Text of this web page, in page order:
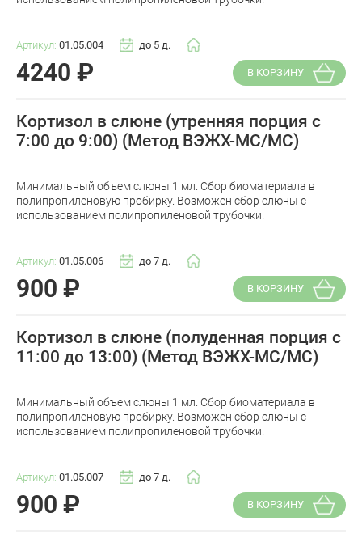
Артикул: 01.05.004 до 5 д.
4240 ₽ В КОРЗИНУ
Кортизол в слюне (утренняя порция с
7:00 до 9:00) (Метод ВЭЖХ-МС/МС)
Минимальный объем слюны 1 мл. Сбор биоматериала в
полипропиленовую пробирку. Возможен сбор слюны с
использованием полипропиленовой трубочки.
Артикул: 01.05.006 до 7 д.
900 ₽ В КОРЗИНУ
Кортизол в слюне (полуденная порция с
11:00 до 13:00) (Метод ВЭЖХ-МС/МС)
Минимальный объем слюны 1 мл. Сбор биоматериала в
полипропиленовую пробирку. Возможен сбор слюны с
использованием полипропиленовой трубочки.
Артикул: 01.05.007 до 7 д.
900 ₽ В КОРЗИНУ